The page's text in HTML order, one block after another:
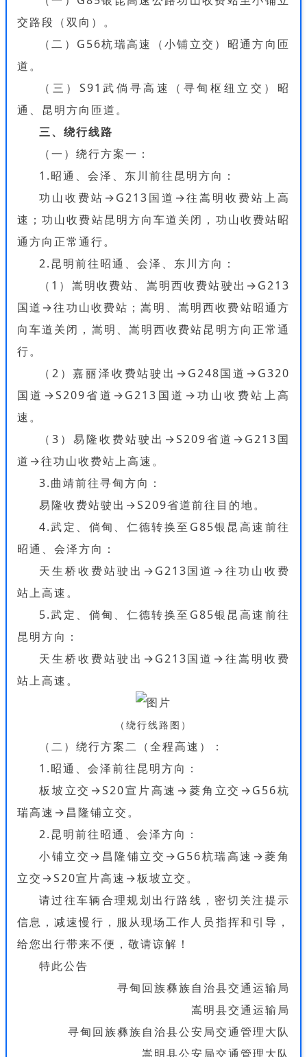
交路段（双向）。
（二）G56杭瑞高速（小铺立交）昭通方向匝
道。
（三）S91武倘寻高速（寻甸枢纽立交）昭
通、昆明方向匝道。
三、绕行线路
（一）绕行方案一：
1.昭通、会泽、东川前往昆明方向：
功山收费站→G213国道→往嵩明收费站上高
速；功山收费站昆明方向车道关闭，功山收费站昭
通方向正常通行。
2.昆明前往昭通、会泽、东川方向：
（1）嵩明收费站、嵩明西收费站驶出→G213
国道→往功山收费站；嵩明、嵩明西收费站昭通方
向车道关闭，嵩明、嵩明西收费站昆明方向正常通
行。
（2）嘉丽泽收费站驶出→G248国道→G320
国道→S209省道→G213国道→功山收费站上高
速。
（3）易隆收费站驶出→S209省道→G213国
道→往功山收费站上高速。
3.曲靖前往寻甸方向：
易隆收费站驶出→S209省道前往目的地。
4.武定、倘甸、仁德转换至G85银昆高速前往
昭通、会泽方向：
天生桥收费站驶出→G213国道→往功山收费
站上高速。
5.武定、倘甸、仁德转换至G85银昆高速前往
昆明方向：
天生桥收费站驶出→G213国道→往嵩明收费
站上高速。
（ 绕行线路图 ）
（二）绕行方案二（全程高速）：
1.昭通、会泽前往昆明方向：
板坡立交→S20宣片高速→菱角立交→G56杭
瑞高速→昌隆铺立交。
2.昆明前往昭通、会泽方向：
小铺立交→昌隆铺立交→G56杭瑞高速→菱角
立交→S20宣片高速→板坡立交。
请过往车辆合理规划出行路线，密切关注提示
信息，减速慢行，服从现场工作人员指挥和引导，
给您出行带来不便，敬请谅解！
特此公告
寻甸回族彝族自治县交通运输局
嵩明县交通运输局
寻甸回族彝族自治县公安局交通管理大队
嵩明县公安局交通管理大队